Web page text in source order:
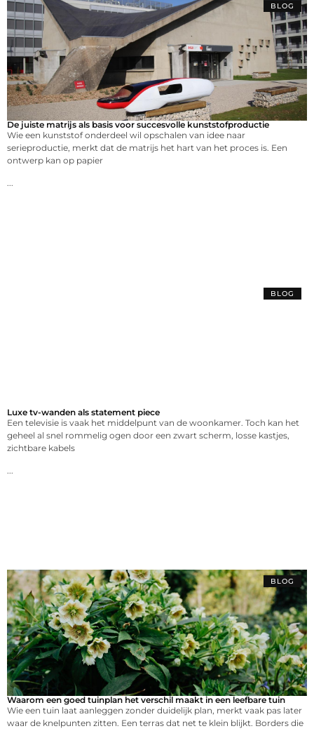
BLOG
De juiste matrijs als basis voor succesvolle kunststofproductie
Wie een kunststof onderdeel wil opschalen van idee naar
serieproductie, merkt dat de matrijs het hart van het proces is. Een
ontwerp kan op papier
...
BLOG
Luxe tv-wanden als statement piece
Een televisie is vaak het middelpunt van de woonkamer. Toch kan het
geheel al snel rommelig ogen door een zwart scherm, losse kastjes,
zichtbare kabels
...
BLOG
Waarom een goed tuinplan het verschil maakt in een leefbare tuin
Wie een tuin laat aanleggen zonder duidelijk plan, merkt vaak pas later
waar de knelpunten zitten. Een terras dat net te klein blijkt. Borders die